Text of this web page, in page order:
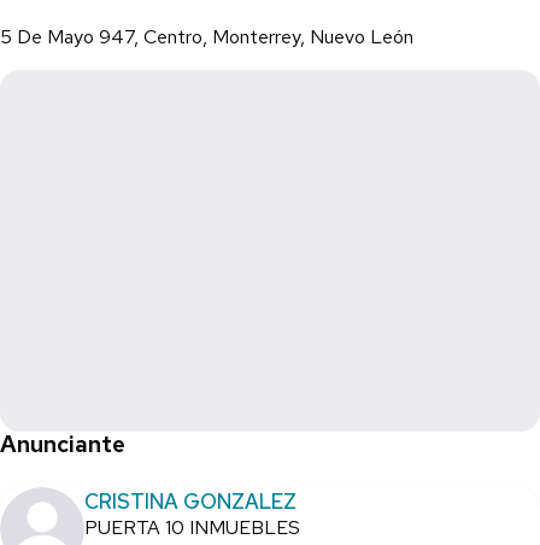
5 De Mayo 947, Centro, Monterrey, Nuevo León
Anunciante
CRISTINA GONZALEZ
PUERTA 10 INMUEBLES